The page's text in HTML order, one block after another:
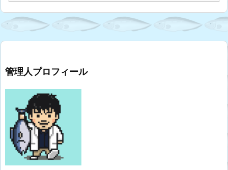
管理人プロフィール